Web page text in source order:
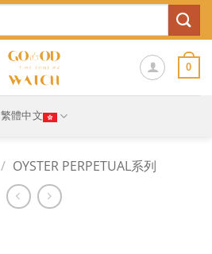
0
繁體中文
/ OYSTER PERPETUAL系列